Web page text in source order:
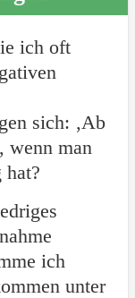
ich oft
sich: ‚Ab
wenn man
hat?
ich
unter